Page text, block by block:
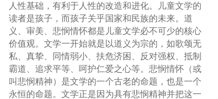
人性基础，有利于人性的改造和进化。儿童文学的
读者是孩子，而孩子关乎国家和民族的未来。道
义、审美、悲悯情怀都是儿童文学必不可少的核心
价值观。文学一开始就是以道义为宗的，如歌颂无
私、真挚、同情弱小、扶危济困、反对强权、抵制
霸道、追求平等、呵护仁爱之心等。悲悯情怀（或
叫悲悯精神）是文学的一个古老的命题，也是一个
永恒的命题。文学正是因为具有悲悯精神并把这一